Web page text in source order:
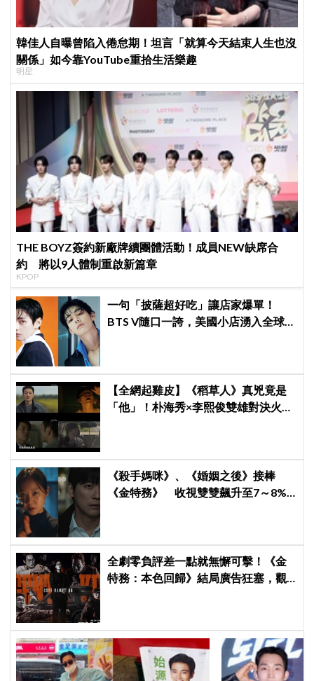
韓佳人自曝曾陷入倦怠期！坦言「就算今天結束人生也沒
關係」如今靠YouTube重拾生活樂趣
明星
THE BOYZ簽約新廠牌續團體活動！成員NEW缺席合
約 將以9人體制重啟新篇章
KPOP
一句「披薩超好吃」讓店家爆單！
BTS V隨口一誇，美國小店湧入全球
【全網起雞皮】《稻草人》真兇竟是
「他」！朴海秀×李熙俊雙雄對決火花
《殺手媽咪》、《婚姻之後》接棒
《金特務》 收視雙雙飆升至7～8%
全劇零負評差一點就無懈可擊！《金
特務：本色回歸》結局廣告狂塞，觀